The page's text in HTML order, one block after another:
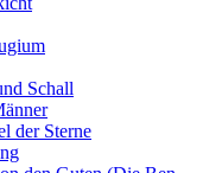
Schall
der Sterne